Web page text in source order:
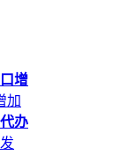
增
加
办